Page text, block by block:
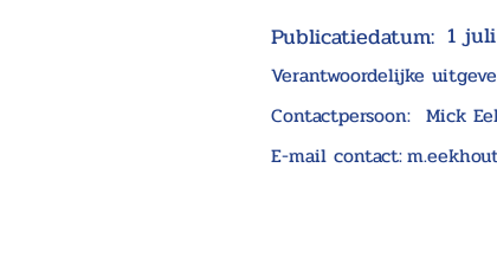
1
Publicatiedatum:
Verantwoordelijke
Contactpersoon: Mick
E-mail contact: